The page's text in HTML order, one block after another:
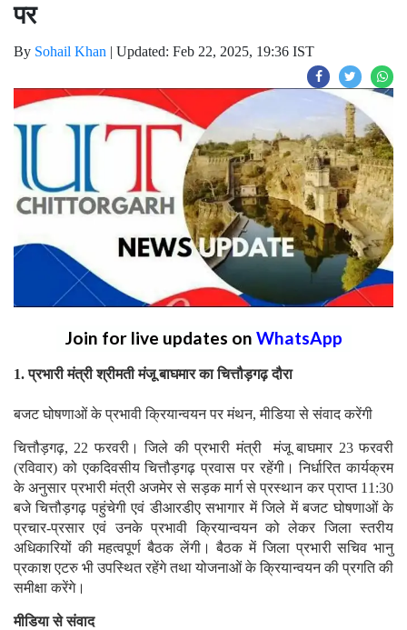
पर
By Sohail Khan | Updated: Feb 22, 2025, 19:36 IST
Join for live updates on WhatsApp
1. प्रभारी मंत्री श्रीमती मंजू बाघमार का चित्तौड़गढ़ दौरा
बजट घोषणाओं के प्रभावी क्रियान्वयन पर मंथन, मीडिया से संवाद करेंगी
चित्तौड़गढ़, 22 फरवरी। जिले की प्रभारी मंत्री मंजू बाघमार 23 फरवरी
(रविवार) को एकदिवसीय चित्तौड़गढ़ प्रवास पर रहेंगी। निर्धारित कार्यक्रम
के अनुसार प्रभारी मंत्री अजमेर से सड़क मार्ग से प्रस्थान कर प्राप्त 11:30
बजे चित्तौड़गढ़ पहुंचेगी एवं डीआरडीए सभागार में जिले में बजट घोषणाओं के
प्रचार-प्रसार एवं उनके प्रभावी क्रियान्वयन को लेकर जिला स्तरीय
अधिकारियों की महत्वपूर्ण बैठक लेंगी। बैठक में जिला प्रभारी सचिव भानु
प्रकाश एटरु भी उपस्थित रहेंगे तथा योजनाओं के क्रियान्वयन की प्रगति की
समीक्षा करेंगे।
मीडिया से संवाद